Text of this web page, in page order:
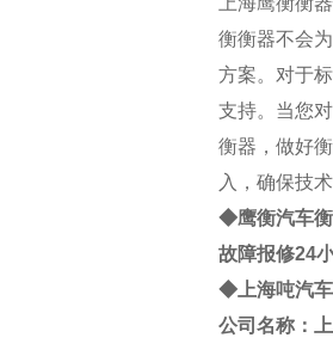
衡衡器不会
方案。对于
支持。当您
衡器，做好
入，确保技
◆鹰衡汽车衡
故障报修24
◆上海吨汽
公司名称：